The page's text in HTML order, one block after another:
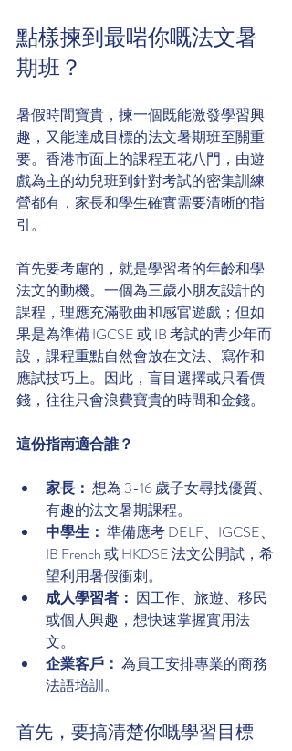
點樣揀到最啱你嘅法文暑
期班？
暑假時間寶貴，揀一個既能激發學習興
趣，又能達成目標的法文暑期班至關重
要。香港市面上的課程五花八門，由遊
戲為主的幼兒班到針對考試的密集訓練
營都有，家長和學生確實需要清晰的指
引。
首先要考慮的，就是學習者的年齡和學
法文的動機。一個為三歲小朋友設計的
課程，理應充滿歌曲和感官遊戲；但如
果是為準備 IGCSE 或 IB 考試的青少年而
設，課程重點自然會放在文法、寫作和
應試技巧上。因此，盲目選擇或只看價
錢，往往只會浪費寶貴的時間和金錢。
這份指南適合誰？
家長： 想為 3-16 歲子女尋找優質、
有趣的法文暑期課程。
中學生： 準備應考 DELF、IGCSE、
IB French 或 HKDSE 法文公開試，希
望利用暑假衝刺。
成人學習者： 因工作、旅遊、移民
或個人興趣，想快速掌握實用法
文。
企業客戶： 為員工安排專業的商務
法語培訓。
首先，要搞清楚你嘅學習目標